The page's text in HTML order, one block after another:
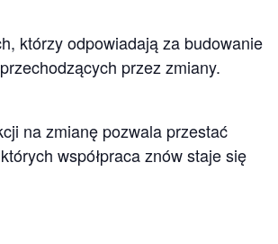
którzy odpowiadają za budowanie
przez zmiany.
na zmianę pozwala przestać
współpraca znów staje się